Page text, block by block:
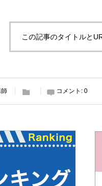
この記事のタイトルと
師 コメント: 0